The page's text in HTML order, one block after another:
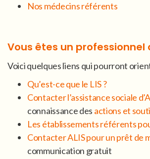
Nos médecins référents
Vous êtes un professionnel
Voici quelques liens qui pourront
Qu’est-ce que le LIS ?
Contacter l’assistance sociale
connaissance des actions et
Les établissements référents
Contacter ALIS pour un prêt de
communication gratuit